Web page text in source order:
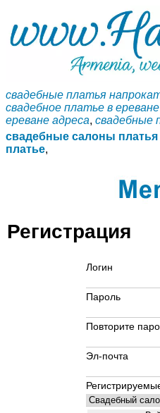
свадебные платья
свадебное платье в ереване
ереване адреса, свадебные
свадебные салоны платья
платье,
Регистрация
Логин
Пароль
Повторите
Эл-почта